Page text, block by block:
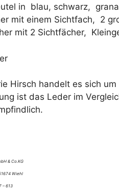
in blau, schwarz,
mit einem Sichtfach, 2
mit 2 Sichtfächer,
Hirsch handelt es sich
ist das Leder im
& Co.KG
Wiehl
– 613